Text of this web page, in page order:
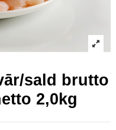
sald brutto
2,0kg